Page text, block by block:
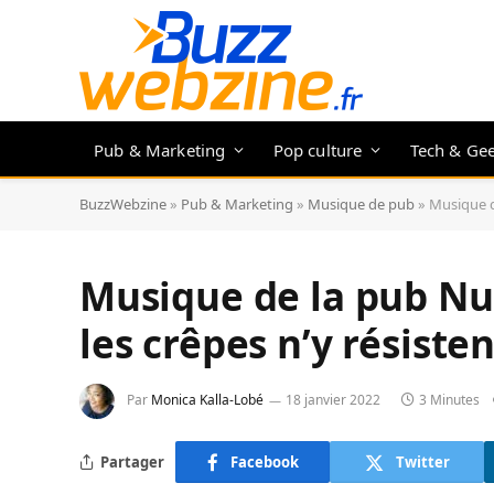
Pub & Marketing Pop culture Tech &
BuzzWebzine » Pub & Marketing » Musique de pub » Musique
Musique de la pub
les crêpes n’y
Par Monica Kalla-Lobé 18 janvier 2022 3 Minutes
Partager Facebook Twitter